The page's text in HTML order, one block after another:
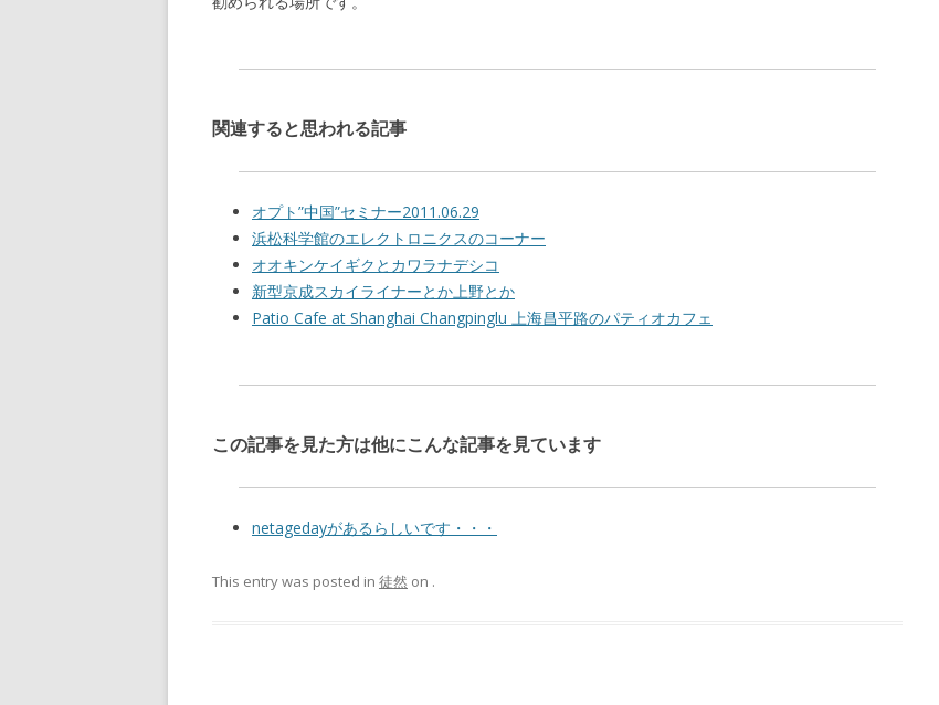
関連すると思われる記事
オプト”中国”セミナー2011.06.29
浜松科学館のエレクトロニクスのコーナー
オオキンケイギクとカワラナデシコ
新型京成スカイライナーとか上野とか
Patio Cafe at Shanghai Changpinglu 上海昌平路のパティオカフェ
この記事を見た方は他にこんな記事を見ています
netagedayがあるらしいです・・・
This entry was posted in 徒然 on .